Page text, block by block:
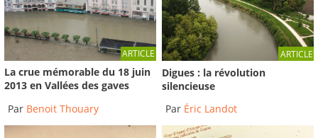
ARTICLE
La crue mémorable du 18 juin
2013 en Vallées des gaves
Par Benoit Thouary
ARTICLE
Digues : la révolution
silencieuse
Par Éric Landot